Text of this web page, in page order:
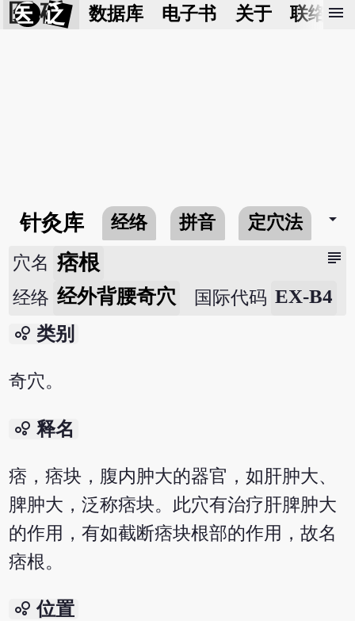
医 砭 数据库 电子书 关于 联络我
menu
针灸库 经络 拼音 定穴法 arrow_drop_down
subject
穴名 痞根
经络 经外背腰奇穴 国际代码 EX-B4
bubble_chart 类别
奇穴。
bubble_chart 释名
痞，痞块，腹内肿大的器官，如肝肿大、
脾肿大，泛称痞块。此穴有治疗肝脾肿大
的作用，有如截断痞块根部的作用，故名
痞根。
bubble_chart 位置